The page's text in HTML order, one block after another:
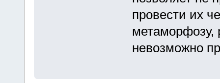
провести их
метаморфозу,
невозможно